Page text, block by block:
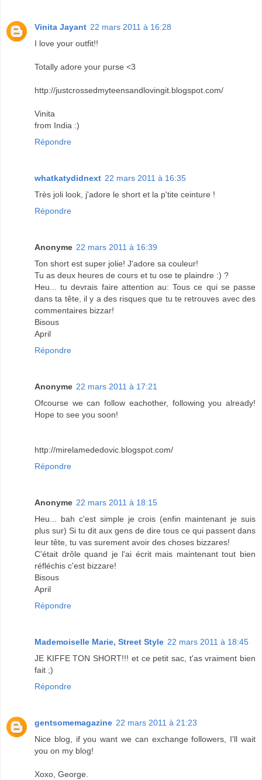
Vinita Jayant 22 mars 2011 à 16:28
I love your outfit!!
Totally adore your purse <3
http://justcrossedmyteensandlovingit.blogspot.com/
Vinita
from India :)
Répondre
whatkatydidnext 22 mars 2011 à 16:35
Très joli look, j'adore le short et la p'tite ceinture !
Répondre
Anonyme 22 mars 2011 à 16:39
Ton short est super jolie! J'adore sa couleur!
Tu as deux heures de cours et tu ose te plaindre :) ?
Heu... tu devrais faire attention au: Tous ce qui se passe
dans ta tête, il y a des risques que tu te retrouves avec des
commentaires bizzar!
Bisous
April
Répondre
Anonyme 22 mars 2011 à 17:21
Ofcourse we can follow eachother, following you already!
Hope to see you soon!
http://mirelamededovic.blogspot.com/
Répondre
Anonyme 22 mars 2011 à 18:15
Heu... bah c'est simple je crois (enfin maintenant je suis
plus sur) Si tu dit aux gens de dire tous ce qui passent dans
leur tête, tu vas surement avoir des choses bizzares!
C'était drôle quand je l'ai écrit mais maintenant tout bien
réfléchis c'est bizzare!
Bisous
April
Répondre
Mademoiselle Marie, Street Style 22 mars 2011 à 18:45
JE KIFFE TON SHORT!!! et ce petit sac, t'as vraiment bien
fait ;)
Répondre
gentsomemagazine 22 mars 2011 à 21:23
Nice blog, if you want we can exchange followers, I'll wait
you on my blog!
Xoxo, George.